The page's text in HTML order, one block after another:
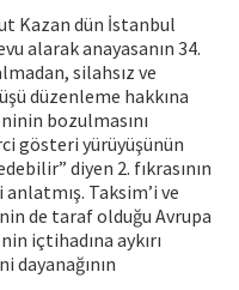
Kazan dün İstanbul
alarak anayasanın 34.
silahsız ve
düzenleme hakkına
bozulmasını
gösteri yürüyüşünün
diyen 2. fıkrasının
Taksim’i ve
de taraf olduğu Avrupa
içtihadına aykırı
dayanağının